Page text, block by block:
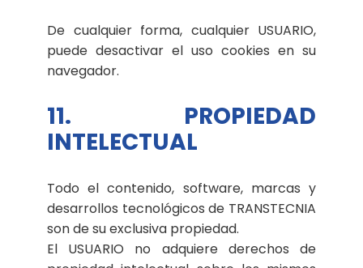
De cualquier forma, cualquier USUARIO,
puede desactivar el uso cookies en su
navegador.
11. PROPIEDAD
INTELECTUAL
Todo el contenido, software, marcas y
desarrollos tecnológicos de TRANSTECNIA
son de su exclusiva propiedad.
El USUARIO no adquiere derechos de